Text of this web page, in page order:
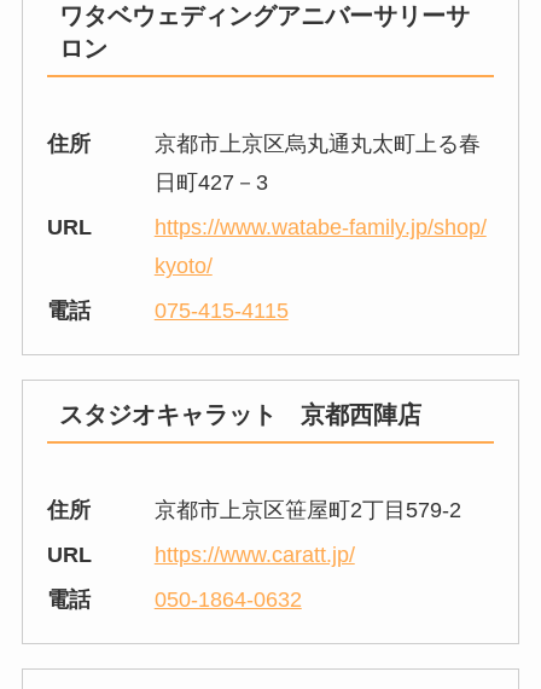
ワタベウェディングアニバーサリーサ
ロン
住所
京都市上京区烏丸通丸太町上る春
日町427－3
URL
https://www.watabe-family.jp/shop/
kyoto/
電話
075-415-4115
スタジオキャラット 京都西陣店
住所
京都市上京区笹屋町2丁目579-2
URL
https://www.caratt.jp/
電話
050-1864-0632